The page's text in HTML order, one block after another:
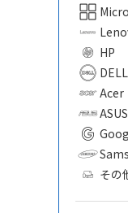
HP
DELL
Acer
ASUS
その